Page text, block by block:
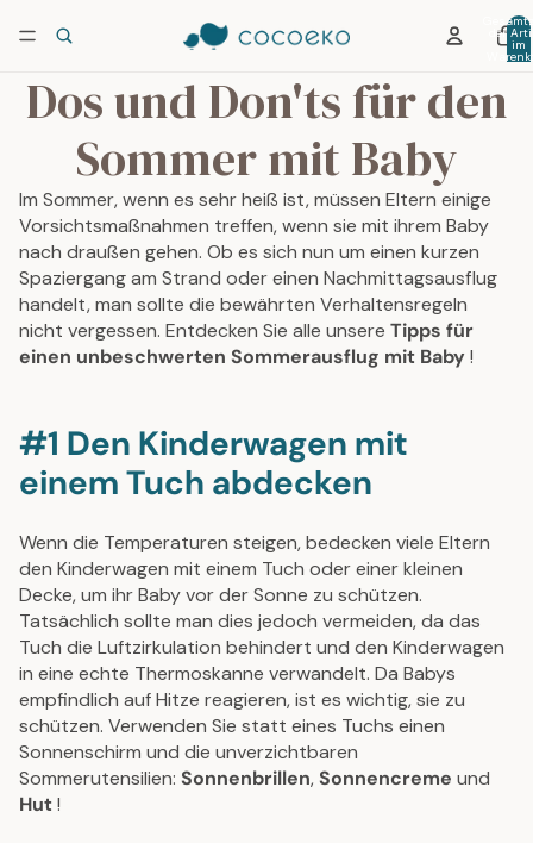
der
im
Dos und Don'ts für den
Sommer mit Baby
Im Sommer, wenn es sehr heiß ist, müssen Eltern einige
Vorsichtsmaßnahmen treffen, wenn sie mit ihrem Baby
nach draußen gehen. Ob es sich nun um einen kurzen
Spaziergang am Strand oder einen Nachmittagsausflug
handelt, man sollte die bewährten Verhaltensregeln
nicht vergessen. Entdecken Sie alle unsere Tipps für
einen unbeschwerten Sommerausflug mit Baby!
#1 Den Kinderwagen mit
einem Tuch abdecken
Wenn die Temperaturen steigen, bedecken viele Eltern
den Kinderwagen mit einem Tuch oder einer kleinen
Decke, um ihr Baby vor der Sonne zu schützen.
Tatsächlich sollte man dies jedoch vermeiden, da das
Tuch die Luftzirkulation behindert und den Kinderwagen
in eine echte Thermoskanne verwandelt. Da Babys
empfindlich auf Hitze reagieren, ist es wichtig, sie zu
schützen. Verwenden Sie statt eines Tuchs einen
Sonnenschirm und die unverzichtbaren
Sommerutensilien: Sonnenbrillen,Sonnencreme und
Hut!